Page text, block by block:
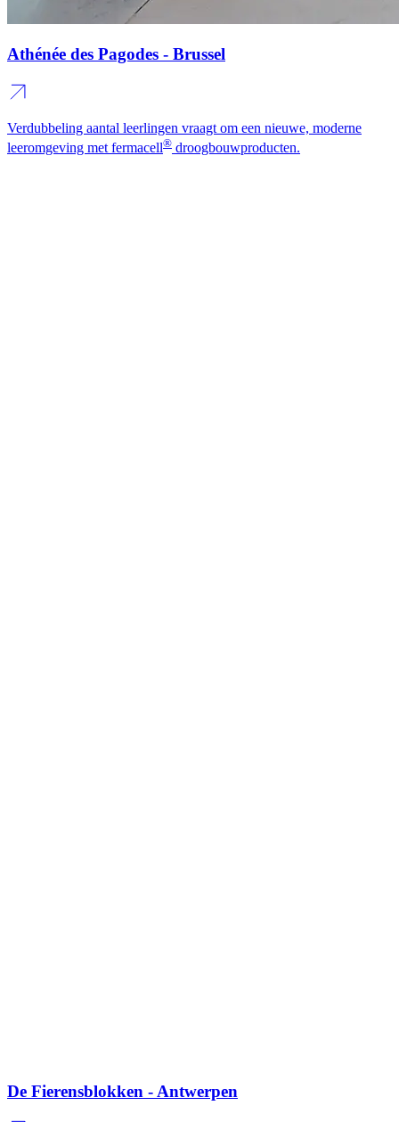
Athénée des Pagodes - Brussel
Verdubbeling aantal leerlingen vraagt om een nieuwe, moderne
leeromgeving met fermacell® droogbouwproducten.
De Fierensblokken - Antwerpen